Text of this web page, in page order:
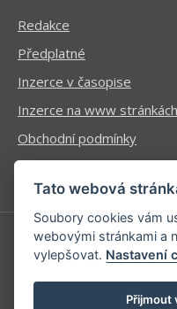
Redakce
Předplatné
Inzerce v časopise
Inzerce na www stránkách
Obchodní podmínky
Ochrana osobních údajů
Příhlášení | Registrace
Kontaktní informace
Tato webová
Soubory cookies vám
webovými stránkami a
vylepšovat. Nastavení
Přijmout